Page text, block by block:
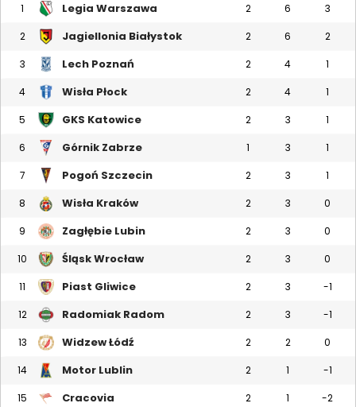
1 Legia Warszawa 2 6 3
2 Jagiellonia Białystok 2 6 2
3 Lech Poznań 2 4 1
4 Wisła Płock 2 4 1
5 GKS Katowice 2 3 1
6 Górnik Zabrze 1 3 1
7 Pogoń Szczecin 2 3 1
8 Wisła Kraków 2 3 0
9 Zagłębie Lubin 2 3 0
10 Śląsk Wrocław 2 3 0
11 Piast Gliwice 2 3 -1
12 Radomiak Radom 2 3 -1
13 Widzew Łódź 2 2 0
14 Motor Lublin 2 1 -1
15 Cracovia 2 1 -2